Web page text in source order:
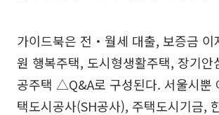
가이드북은 전‧월세 대출, 보증금
원 행복주택, 도시형생활주택, 장기
공주택 △Q&A로 구성된다. 서울시뿐
택도시공사(SH공사), 주택도시기금,